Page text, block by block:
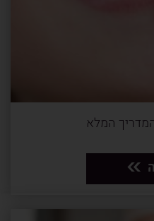
המדריך המלא